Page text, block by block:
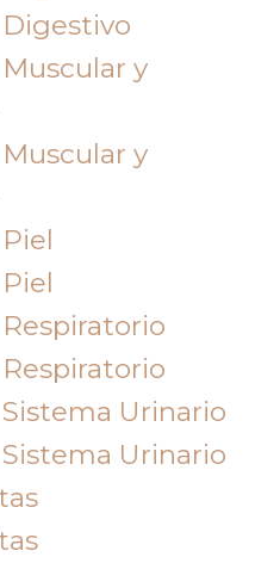
y
y
Urinario
Urinario